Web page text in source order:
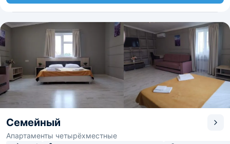
Семейный
Апартаменты четырёхместные